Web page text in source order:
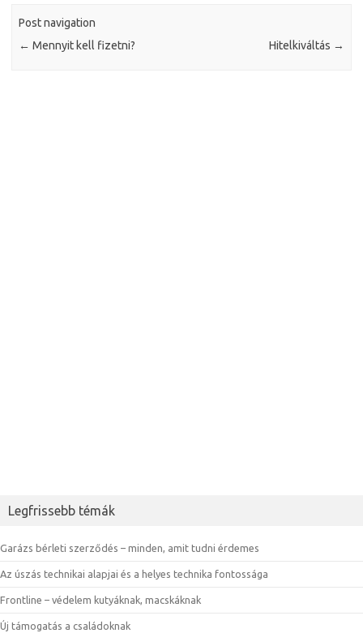
Post navigation
← Mennyit kell fizetni? Hitelkiváltás →
Legfrissebb témák
Garázs bérleti szerződés – minden, amit tudni érdemes
Az úszás technikai alapjai és a helyes technika fontossága
Frontline – védelem kutyáknak, macskáknak
Új támogatás a családoknak